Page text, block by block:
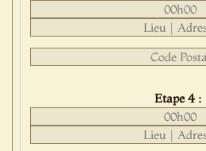
Etape 4 :